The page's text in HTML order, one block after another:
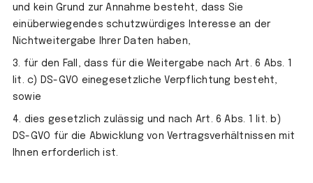
und kein Grund zur Annahme besteht, dass Sie
einüberwiegendes schutzwürdiges Interesse an der
Nichtweitergabe Ihrer Daten haben,
3. für den Fall, dass für die Weitergabe nach Art. 6 Abs. 1
lit. c) DS-GVO einegesetzliche Verpflichtung besteht,
sowie
4. dies gesetzlich zulässig und nach Art. 6 Abs. 1 lit. b)
DS-GVO für die Abwicklung von Vertragsverhältnissen mit
Ihnen erforderlich ist.